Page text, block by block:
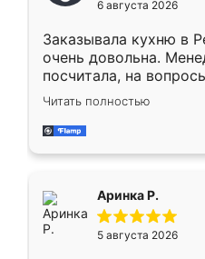
мебели буду6 августа 2026
Заказывала кухню в
очень довольна.
посчитала, на
Замерщик приехал в
делу со всей
за день, ребята
Читать полностью
Аринка Р.
5 августа 2026